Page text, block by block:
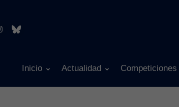
Inicio Actualidad Competiciones